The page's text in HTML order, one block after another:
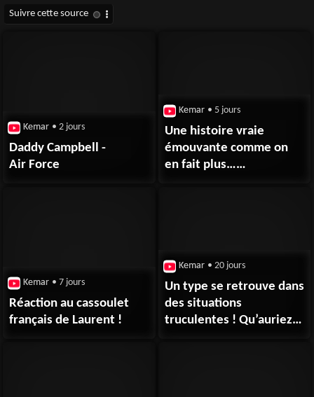
Kemar • 2 jours
Daddy Campbell -
Air Force
Kemar • 5 jours
Une histoire vraie
émouvante comme on
en fait plus…
Kemar • 7 jours
Réaction au cassoulet
français de Laurent !
Kemar • 20 jours
Un type se retrouve dans
des situations
truculentes ! Qu’auriez